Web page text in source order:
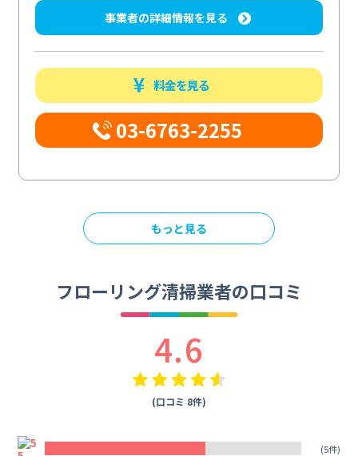
事業者の詳細情報を見る
料金を見る
03-6763-2255
もっと見る
フローリング清掃業者の口コミ
4.6
(口コミ 8件)
5 (5件)